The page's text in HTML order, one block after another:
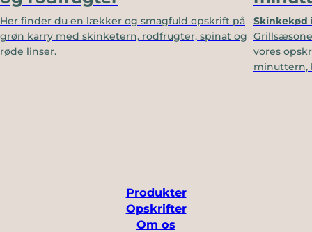
Her finder du en lækker og smagfuld opskrift på
grøn karry med skinketern, rodfrugter, spinat og
røde linser.
vores
minuttern,
Produkter
Opskrifter
Om os